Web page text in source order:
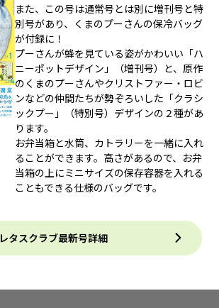
また、この号は通常号とは別に増刊号と特
別号があり、くまのプーさんの保冷バッグ
が付録に！
プーさんが蜂を見ている姿がかわいい「ハ
ニーポットデザイン」（増刊号）と、原作
のくまのプーさんやクリストファー・ロビ
ンなどの仲間たちが勢ぞろいした「クラシ
ックプー」（特別号）デザインの２種があ
ります。
お弁当箱と水筒、カトラリーを一緒に入れ
ることができます。高さがあるので、お弁
当箱の上にミニサイズの保存容器を入れる
こともできる仕様のバッグです。
レタスクラブ最新号詳細